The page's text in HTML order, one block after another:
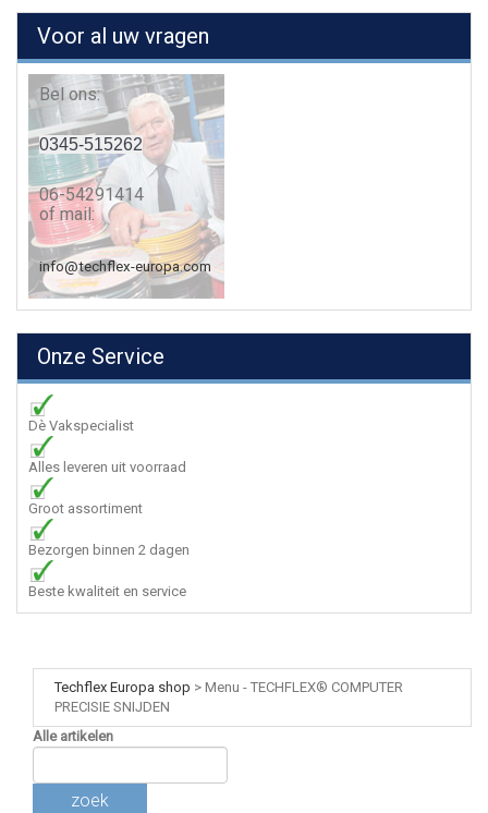
Voor al uw vragen
Bel ons:
0345-515262
06-54291414
of mail:
info@techflex-europa.com
Onze Service
Dè Vakspecialist
Alles leveren uit voorraad
Groot assortiment
Bezorgen binnen 2 dagen
Beste kwaliteit en service
Techflex Europa shop > Menu - TECHFLEX® COMPUTER
PRECISIE SNIJDEN
Alle artikelen
zoek